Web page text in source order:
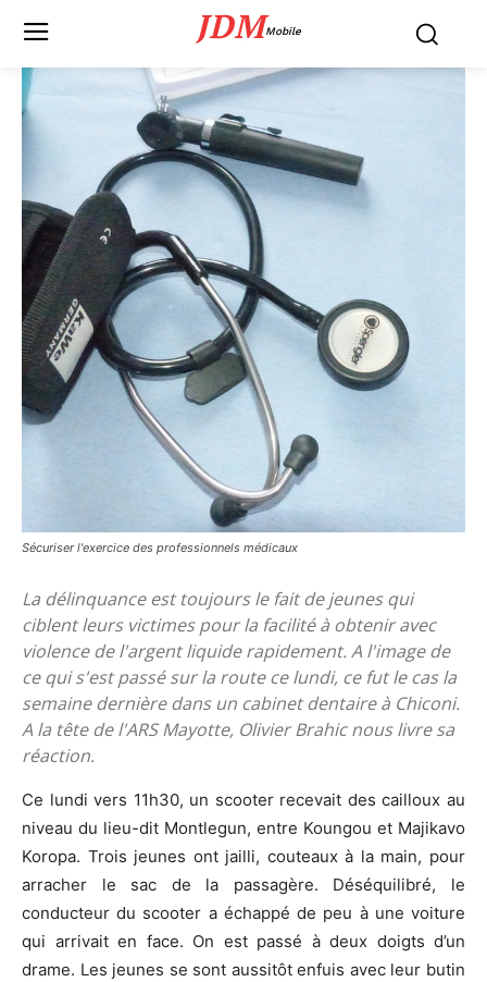
JDMMobile
Sécuriser l'exercice des professionnels médicaux
La délinquance est toujours le fait de jeunes qui
ciblent leurs victimes pour la facilité à obtenir avec
violence de l'argent liquide rapidement. A l'image de
ce qui s'est passé sur la route ce lundi, ce fut le cas la
semaine dernière dans un cabinet dentaire à Chiconi.
A la tête de l'ARS Mayotte, Olivier Brahic nous livre sa
réaction.
Ce lundi vers 11h30, un scooter recevait des cailloux au
niveau du lieu-dit Montlegun, entre Koungou et Majikavo
Koropa. Trois jeunes ont jailli, couteaux à la main, pour
arracher le sac de la passagère. Déséquilibré, le
conducteur du scooter a échappé de peu à une voiture
qui arrivait en face. On est passé à deux doigts d’un
drame. Les jeunes se sont aussitôt enfuis avec leur butin